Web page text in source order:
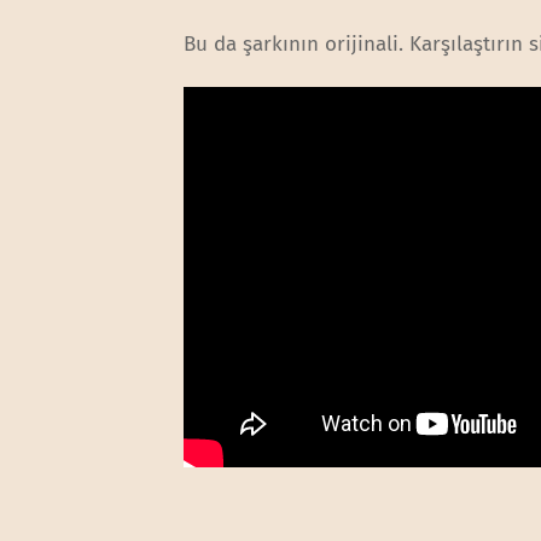
Bu da şarkının orijinali. Karşılaştırın